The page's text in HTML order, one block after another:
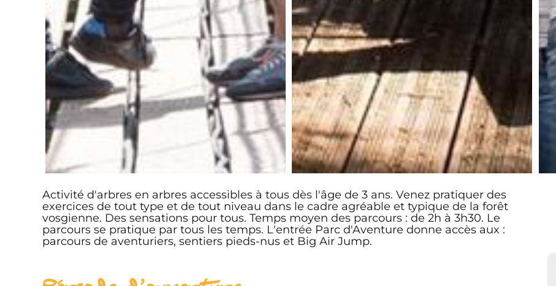
Activité d'arbres en arbres accessibles à tous dès l'âge de 3 ans. Venez pratiquer des
exercices de tout type et de tout niveau dans le cadre agréable et typique de la forêt
vosgienne. Des sensations pour tous. Temps moyen des parcours : de 2h à 3h30. Le
parcours se pratique par tous les temps. L'entrée Parc d'Aventure donne accès aux :
parcours de aventuriers, sentiers pieds-nus et Big Air Jump.